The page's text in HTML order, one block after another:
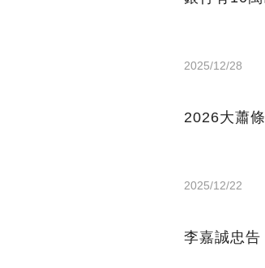
2025/12/28
2026大蕭
2025/12/22
李嘉誠忠